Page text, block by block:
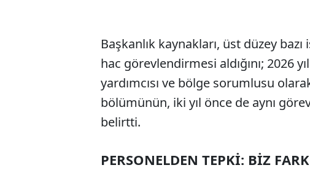
Başkanlık kaynakları, üst düzey
hac görevlendirmesi aldığını; 2026
yardımcısı ve bölge sorumlusu
bölümünün, iki yıl önce de aynı
belirtti.
PERSONELDEN TEPKİ: BİZ